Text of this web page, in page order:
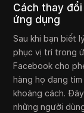
Cách thay
ứng dụng
Sau khi bạn biết
phục vị trí trong
Facebook cho
hàng họ đang
khoảng cách.
những người